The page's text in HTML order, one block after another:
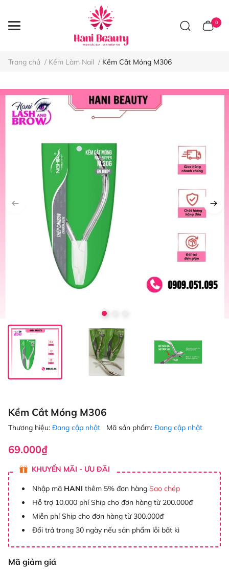
0
Trang chủ / Kềm Làm Nail / Kềm Cắt Móng M306
Kềm Cắt Móng M306
Thương hiệu: Đang cập nhật Mã sản phẩm: Đang cập nhật
69.000₫
KHUYẾN MÃI - ƯU ĐÃI
Nhập mã HANI thêm 5% đơn hàng Sao chép
Hỗ trợ 10.000 phí Ship cho đơn hàng từ 200.000đ
Miễn phí Ship cho đơn hàng từ 300.000đ
Đổi trả trong 30 ngày nếu sản phẩm lỗi bất kì
Mã giảm giá